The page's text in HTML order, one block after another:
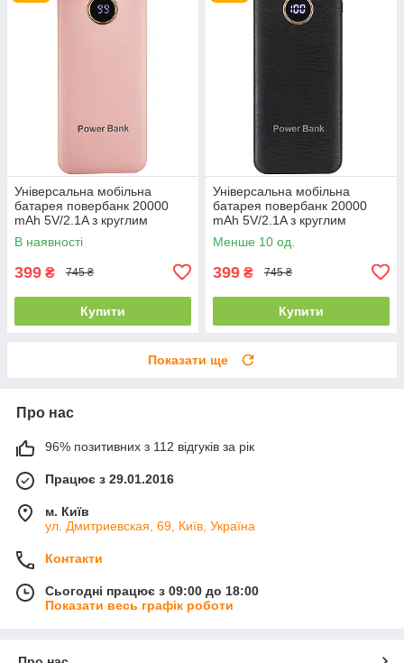
Універсальна мобільна
батарея повербанк 20000
mAh 5V/2.1A з круглим
циферблатом персикова
В наявності
399 ₴ 745 ₴
Купити
Універсальна мобільна
батарея повербанк 20000
mAh 5V/2.1A з круглим
циферблатом чорна
Менше 10 од.
399 ₴ 745 ₴
Купити
Показати ще
Про нас
96% позитивних з 112 відгуків за рік
Працює з 29.01.2016
м. Київ
ул. Дмитриевская, 69, Київ, Україна
Контакти
Сьогодні працює з 09:00 до 18:00
Показати весь графік роботи